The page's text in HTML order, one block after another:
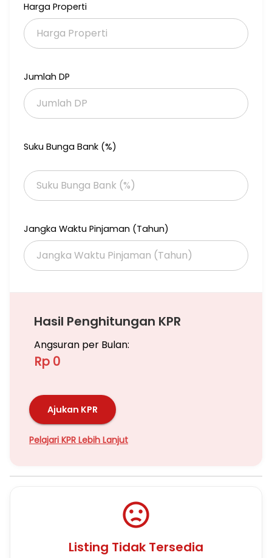
Luas Bangunan 500m2
Bangunan 3 lantai
Kamar mandi 4
kamar mandi Kontrakan: 8
Bangunan 1 lantai
Dijual Cepat, Harga 16M nego
Harga Properti
Jumlah DP
Suku Bunga Bank (%)
Jangka Waktu Pinjaman (Tahun)
Hasil Penghitungan KPR
Angsuran per Bulan:
Rp 0
Ajukan KPR
Pelajari KPR Lebih Lanjut
Listing Tidak Tersedia